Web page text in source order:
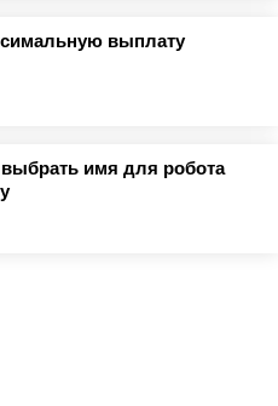
выплату
имя для робота